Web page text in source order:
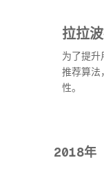
拉拉
为了提
推荐算法
性。
2018年